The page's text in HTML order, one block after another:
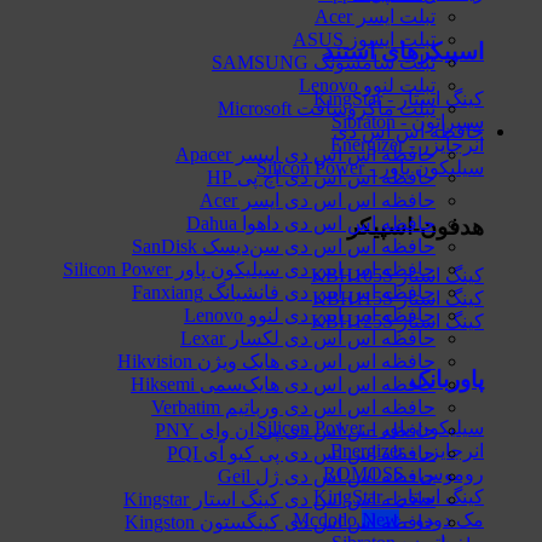
اسپیکرهای استند
کینگ استار - KingStar
سیبراتون - Sibraton
انرجایزر - Energizer
سیلیکون پاور - Silicon Power
هدفون-اسپیکر
کینگ استار KBH105S
کینگ استار KBH115S
کینگ استار KBH125S
پاوربانک
سیلیکون پاور - Silicon Power
انرجایزر - Energizer
روموس - ROMOSS
کینگ استار - KingStar
مک دودو - Mcdodo
تبلت ایسر Acer
تبلت ایسوز ASUS
تبلت سامسونگ SAMSUNG
تبلت لنوو Lenovo
تبلت ماکروسافت Microsoft
حافظه اس اس دی
حافظه اس اس دی اپیسر Apacer
حافظه اس اس دی اچ پی HP
حافظه اس اس دی ایسر Acer
حافظه اس اس دی داهوا Dahua
حافظه اس اس دی سن‌دیسک SanDisk
حافظه اس اس دی سیلیکون پاور Silicon Power
حافظه اس اس دی فانشیانگ Fanxiang
حافظه اس اس دی لنوو Lenovo
حافظه اس اس دی لکسار Lexar
حافظه اس اس دی هایک‌ ویژن Hikvision
حافظه اس اس دی هایک‌سمی Hiksemi
حافظه اس اس دی ورباتیم Verbatim
حافظه اس اس دی پی ان وای PNY
حافظه اس اس دی پی کیو آی PQI
حافظه اس اس دی ژل Geil
حافظه اس اس دی کینگ استار Kingstar
حافظه اس اس دی کینگستون Kingston